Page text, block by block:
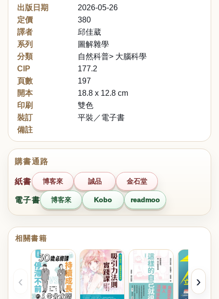
出版日期
2026-05-26
定價
380
譯者
邱佳葳
系列
圖解雜學
分類
自然科普> 大腦科學
CIP
177.2
頁數
197
開本
18.8 x 12.8 cm
印刷
雙色
裝訂
平裝／電子書
備註
購書通路
紙書 博客來 誠品 金石堂
電子書 博客來 Kobo readmoo
相關書籍
‹ ›